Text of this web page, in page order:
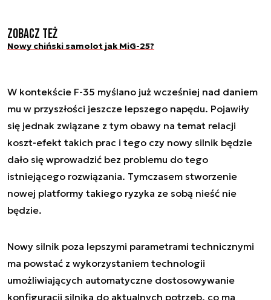
Zobacz też
Nowy chiński samolot jak MiG-25?
W kontekście F-35 myślano już wcześniej nad daniem
mu w przyszłości jeszcze lepszego napędu. Pojawiły
się jednak związane z tym obawy na temat relacji
koszt-efekt takich prac i tego czy nowy silnik będzie
dało się wprowadzić bez problemu do tego
istniejącego rozwiązania. Tymczasem stworzenie
nowej platformy takiego ryzyka ze sobą nieść nie
będzie.
Nowy silnik poza lepszymi parametrami technicznymi
ma powstać z wykorzystaniem technologii
umożliwiających automatyczne dostosowywanie
konfiguracji silnika do aktualnych potrzeb, co ma